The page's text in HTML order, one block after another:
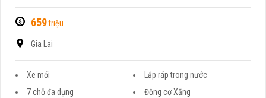
659triệu
Gia Lai
Xe mới
Lắp ráp trong nước
7 chỗ đa dụng
Động cơ Xăng